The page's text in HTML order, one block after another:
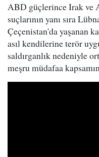
ABD güçlerince Irak ve
suçlarının yanı sıra
Çeçenistan'da yaşanan
asıl kendilerine terör
saldırganlık nedeniyle
meşru müdafaa